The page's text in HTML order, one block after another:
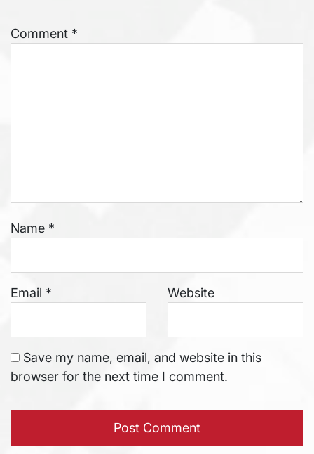
Comment *
Name *
Email * Website
Save my name, email, and website in this
browser for the next time I comment.